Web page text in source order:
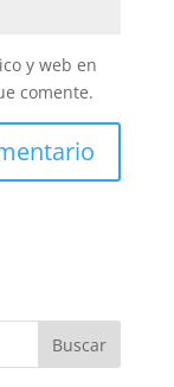
y web en
comente.